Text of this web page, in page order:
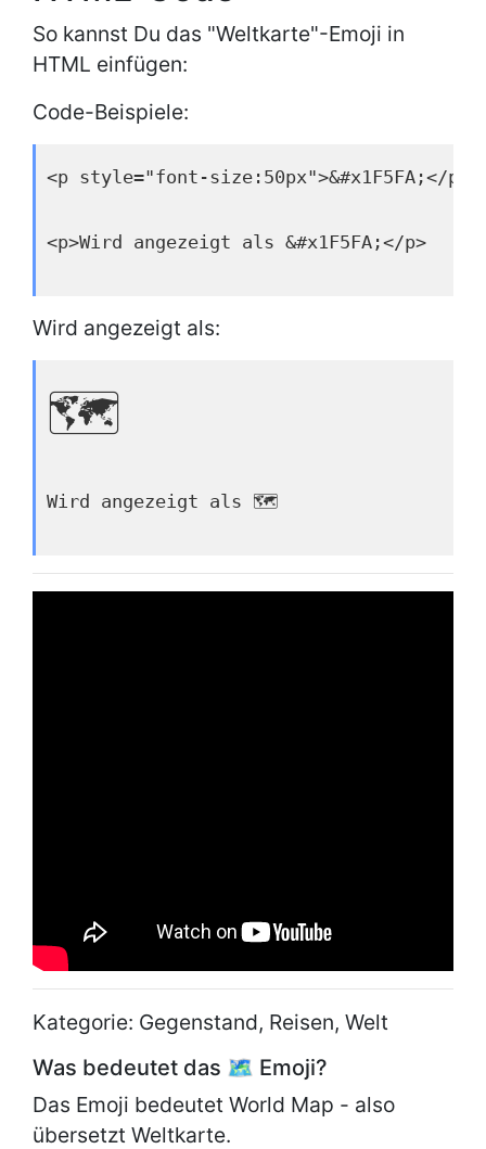
So kannst Du das "Weltkarte"-Emoji in
HTML einfügen:
Code-Beispiele:
<p style="font-size:50px">&#x1F5FA;</p>
<p>Wird angezeigt als &#x1F5FA;</p>
Wird angezeigt als:
🗺
Wird angezeigt als 🗺
Kategorie: Gegenstand, Reisen, Welt
Was bedeutet das 🗺 Emoji?
Das Emoji bedeutet World Map - also
übersetzt Weltkarte.